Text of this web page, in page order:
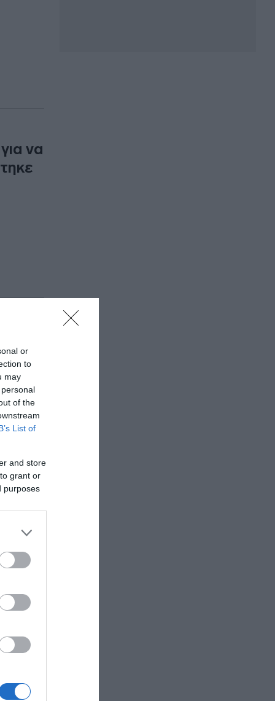
or
to
may
of the
List of
and store
grant or
purposes
να